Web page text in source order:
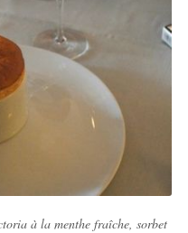
à la menthe fraîche, sorbet